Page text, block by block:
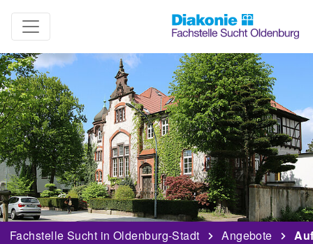
Fachstelle Sucht in Oldenburg-Stadt Angebote